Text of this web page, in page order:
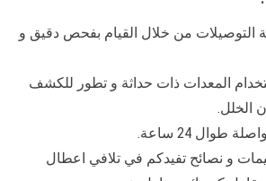
التوصيلات من خلال القيام بفحص دقيق و
المعدات ذات حداثة و تطور للكشف
الخلل.
طوال 24 ساعة.
و نصائح تفيدكم في تلافي اعطال